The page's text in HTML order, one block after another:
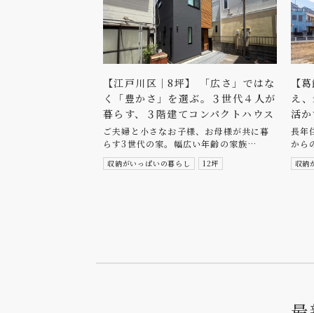
【江戸川区｜8坪】 「広さ」ではな
く「豊かさ」を選ぶ。３世代４人が
暮らす、３階建てコンパクトハウス
ご夫婦と小さなお子様、お母様が共に暮
らす3世代の家。幅広い年齢の家族…
収納がいっぱいの暮らし 12坪
【
え
活
長年
から
収納